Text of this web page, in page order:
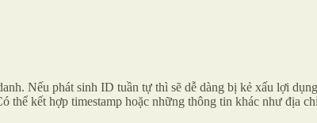
Nếu phát sinh ID tuần tự thì sẽ dễ dàng bị kẻ xấu lợi
thể kết hợp timestamp hoặc những thông tin khác như địa